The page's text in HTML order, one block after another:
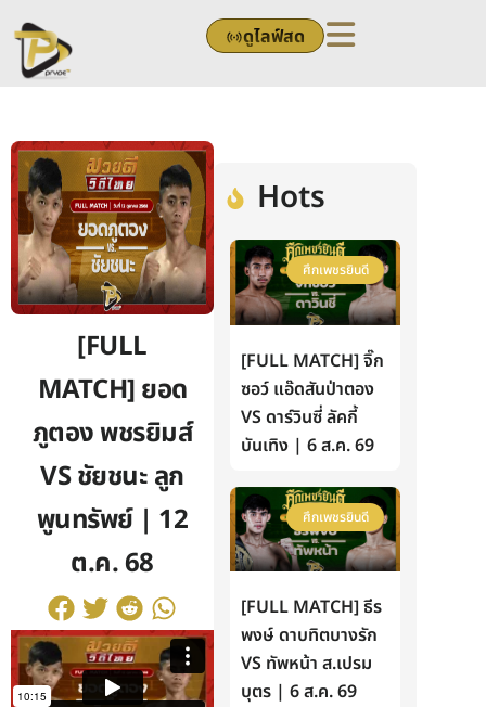
to
content
ดูไลฟ์สด
[FULL
MATCH] ยอด
ภูตอง พชรยิมส์
VS ชัยชนะ ลูก
พูนทรัพย์ | 12
ต.ค. 68
Hots
ศึกเพชรยินดี
[FULL MATCH] จิ๊ก
ซอว์ แอ๊ดสันป่าตอง
VS ดาร์วินซี่ ลัคกี้
บันเทิง | 6 ส.ค. 69
ศึกเพชรยินดี
[FULL MATCH] ธีร
พงษ์ ดาบทิตบางรัก
VS ทัพหน้า ส.เปรม
บุตร | 6 ส.ค. 69